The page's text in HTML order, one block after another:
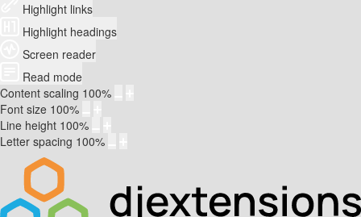
Highlight links
Highlight headings
Screen reader
Read mode
Content scaling 100%
Font size 100%
Line height 100%
Letter spacing 100%